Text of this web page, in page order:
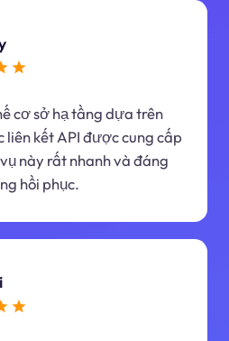
cơ sở hạ tầng dựa trên
liên kết API được cung cấp
vụ này rất nhanh và đáng
hồi phục.